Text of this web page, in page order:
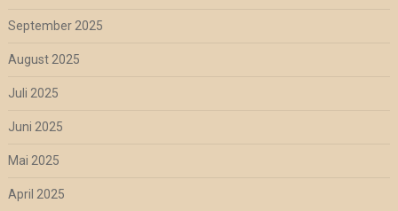
September 2025
August 2025
Juli 2025
Juni 2025
Mai 2025
April 2025